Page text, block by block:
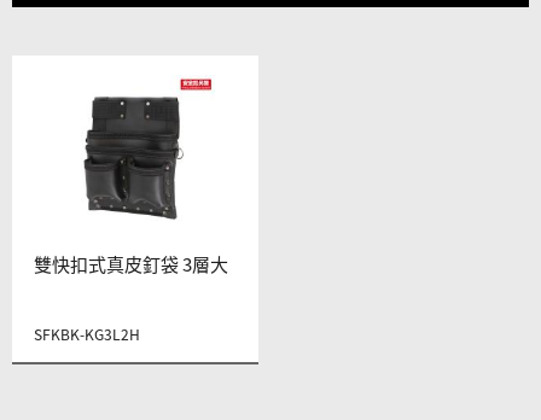
雙快扣式真皮釘袋 3層大
SFKBK-KG3L2H